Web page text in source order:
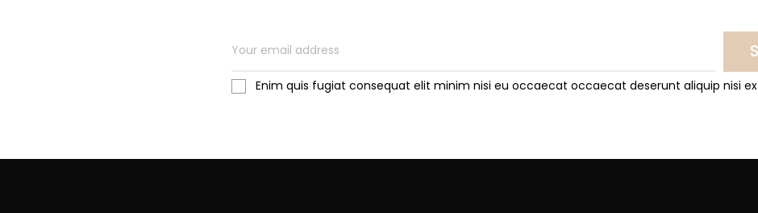
Enim quis fugiat consequat elit minim nisi eu occaecat occaecat deserunt aliquip nisi